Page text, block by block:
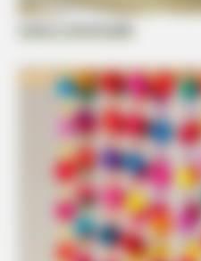
BUZZ DAY
One Drone Flight Revealed